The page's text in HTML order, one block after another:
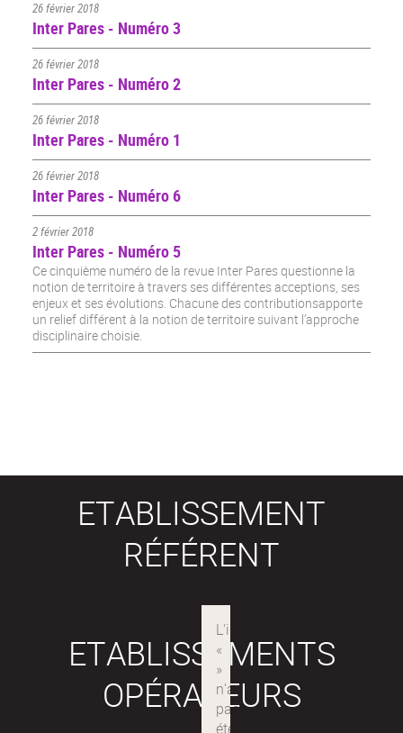
26 février 2018
Inter Pares - Numéro 3
26 février 2018
Inter Pares - Numéro 2
26 février 2018
Inter Pares - Numéro 1
26 février 2018
Inter Pares - Numéro 6
2 février 2018
Inter Pares - Numéro 5
Ce cinquième numéro de la revue Inter Pares questionne la
notion de territoire à travers ses différentes acceptions, ses
enjeux et ses évolutions. Chacune des contributionsapporte
un relief différent à la notion de territoire suivant l’approche
disciplinaire choisie.
ETABLISSEMENT
RÉFÉRENT
ETABLISSEMENTS
OPÉRATEURS